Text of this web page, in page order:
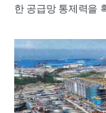
한 공급망 통제력을